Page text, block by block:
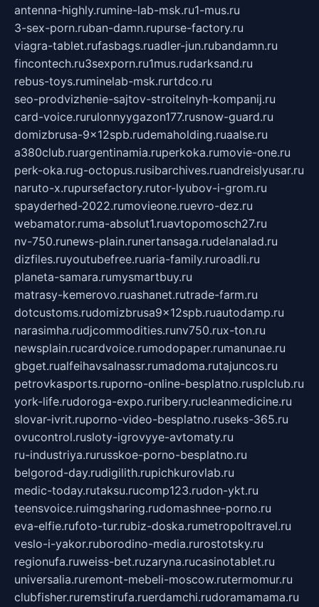
antenna-highly.rumine-lab-msk.ru1-mus.ru
3-sex-porn.ruban-damn.rupurse-factory.ru
viagra-tablet.rufasbags.ruadler-jun.rubandamn.ru
fincontech.ru3sexporn.ru1mus.rudarksand.ru
rebus-toys.ruminelab-msk.rurtdco.ru
seo-prodvizhenie-sajtov-stroitelnyh-kompanij.ru
card-voice.rurulonnyygazon177.rusnow-guard.ru
domizbrusa-9x12spb.rudemaholding.ruaalse.ru
a380club.ruargentinamia.ruperkoka.rumovie-one.ru
perk-oka.rug-octopus.rusibarchives.ruandreislyusar.ru
naruto-x.rupursefactory.rutor-lyubov-i-grom.ru
spayderhed-2022.rumovieone.ruevro-dez.ru
webamator.ruma-absolut1.ruavtopomosch27.ru
nv-750.runews-plain.runertansaga.rudelanalad.ru
dizfiles.ruyoutubefree.ruaria-family.ruroadli.ru
planeta-samara.rumysmartbuy.ru
matrasy-kemerovo.ruashanet.rutrade-farm.ru
dotcustoms.rudomizbrusa9x12spb.ruautodamp.ru
narasimha.rudjcommodities.runv750.rux-ton.ru
newsplain.rucardvoice.rumodopaper.rumanunae.ru
gbget.rualfeihavsalnassr.rumadoma.rutajuncos.ru
petrovkasports.ruporno-online-besplatno.rusplclub.ru
york-life.rudoroga-expo.ruribery.rucleanmedicine.ru
slovar-ivrit.ruporno-video-besplatno.ruseks-365.ru
ovucontrol.rusloty-igrovyye-avtomaty.ru
ru-industriya.rurusskoe-porno-besplatno.ru
belgorod-day.rudigilith.rupichkurovlab.ru
medic-today.rutaksu.rucomp123.rudon-ykt.ru
teensvoice.ruimgsharing.rudomashnee-porno.ru
eva-elfie.rufoto-tur.rubiz-doska.rumetropoltravel.ru
veslo-i-yakor.ruborodino-media.rurostotsky.ru
regionufa.ruweiss-bet.ruzaryna.rucasinotablet.ru
universalia.ruremont-mebeli-moscow.rutermomur.ru
clubfisher.ruremstirufa.ruerdamchi.rudoramamama.ru